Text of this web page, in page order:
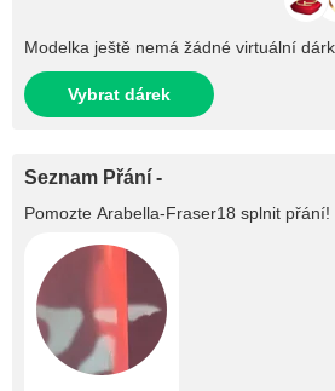
Modelka ještě nemá žádné virtuální
Vybrat dárek
Seznam Přání -
Pomozte Arabella-Fraser18 splnit přání!